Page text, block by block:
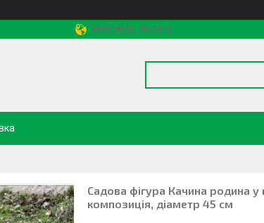
Миколаїв, Україна
Садова фігура Качина родина
композиція, діаметр 45 см